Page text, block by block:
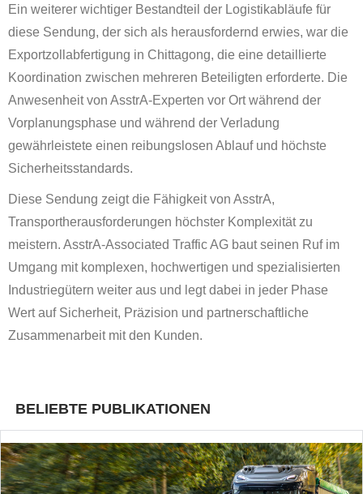
Ein weiterer wichtiger Bestandteil der Logistikabläufe für
diese Sendung, der sich als herausfordernd erwies, war die
Exportzollabfertigung in Chittagong, die eine detaillierte
Koordination zwischen mehreren Beteiligten erforderte. Die
Anwesenheit von AsstrA-Experten vor Ort während der
Vorplanungsphase und während der Verladung
gewährleistete einen reibungslosen Ablauf und höchste
Sicherheitsstandards.
Diese Sendung zeigt die Fähigkeit von AsstrA,
Transportherausforderungen höchster Komplexität zu
meistern. AsstrA-Associated Traffic AG baut seinen Ruf im
Umgang mit komplexen, hochwertigen und spezialisierten
Industriegütern weiter aus und legt dabei in jeder Phase
Wert auf Sicherheit, Präzision und partnerschaftliche
Zusammenarbeit mit den Kunden.
BELIEBTE PUBLIKATIONEN